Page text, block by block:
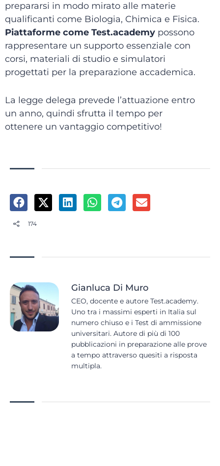
prepararsi in modo mirato alle materie
qualificanti come Biologia, Chimica e Fisica.
Piattaforme come Test.academy possono
rappresentare un supporto essenziale con
corsi, materiali di studio e simulatori
progettati per la preparazione accademica.
La legge delega prevede l’attuazione entro
un anno, quindi sfrutta il tempo per
ottenere un vantaggio competitivo!
174
Gianluca Di Muro
CEO, docente e autore Test.academy.
Uno tra i massimi esperti in Italia sul
numero chiuso e i Test di ammissione
universitari. Autore di più di 100
pubblicazioni in preparazione alle prove
a tempo attraverso quesiti a risposta
multipla.